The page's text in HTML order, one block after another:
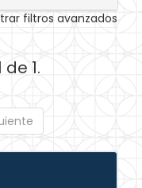
filtros avanzados
1.